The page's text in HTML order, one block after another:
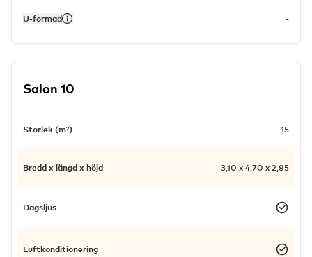
U-formad -
Salon 10
Storlek (m²) 15
Bredd x längd x höjd 3,10 x 4,70 x 2,85
Dagsljus
Luftkonditionering